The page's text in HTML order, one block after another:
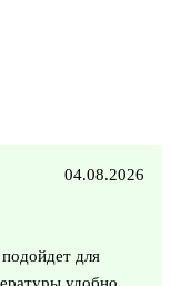
04.08.2026
для
удобно